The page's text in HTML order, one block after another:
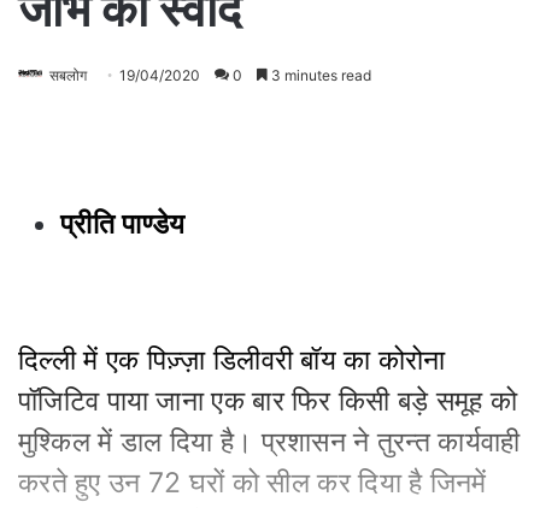
सबलोग 19/04/2020 0 3 minutes read
प्रीति पाण्डेय
दिल्ली में एक पिज़्ज़ा डिलीवरी बॉय का कोरोना
पॉजिटिव पाया जाना एक बार फिर किसी बड़े समूह को
मुश्किल में डाल दिया है। प्रशासन ने तुरन्त कार्यवाही
करते हुए उन 72 घरों को सील कर दिया है जिनमें